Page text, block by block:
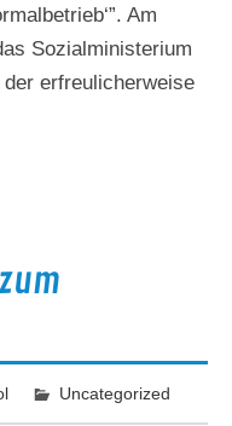
Am
Sozialministerium
erfreulicherweise
Uncategorized